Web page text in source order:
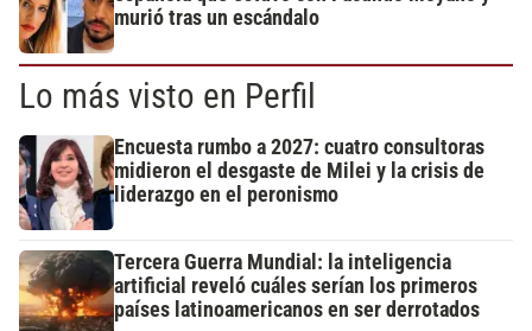
murió tras un escándalo
Lo más visto en Perfil
Encuesta rumbo a 2027: cuatro consultoras
midieron el desgaste de Milei y la crisis de
liderazgo en el peronismo
Tercera Guerra Mundial: la inteligencia
artificial reveló cuáles serían los primeros
países latinoamericanos en ser derrotados